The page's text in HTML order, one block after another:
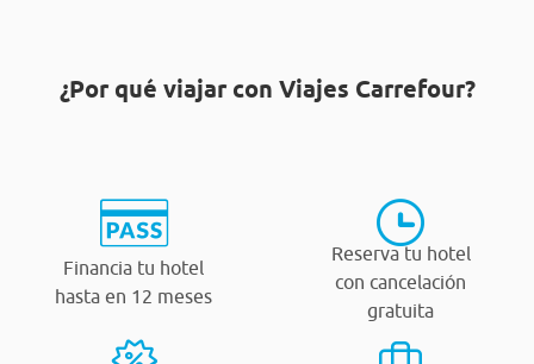
¿Por qué viajar con Viajes Carrefour?
Financia tu hotel
hasta en 12 meses
Reserva tu hotel
con cancelación
gratuita